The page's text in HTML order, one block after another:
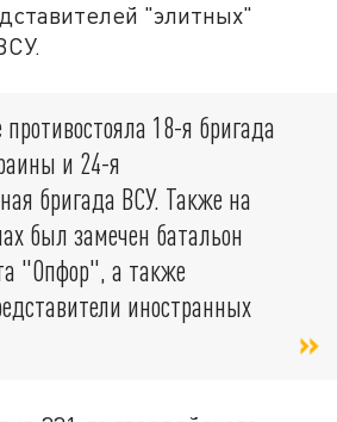
"элитных"
18-я бригада
и 24-я
бригада ВСУ. Также на
был замечен батальон
"Опфор", а также
иностранных